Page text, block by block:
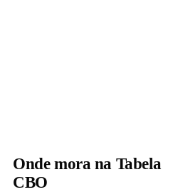
Onde mora na Tabela
CBO